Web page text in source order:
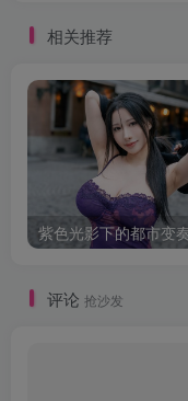
相关推荐
评论 抢沙发